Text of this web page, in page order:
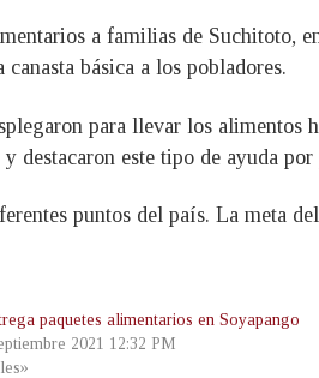
a familias de Suchitoto,
básica a los pobladores.
para llevar los alimentos
destacaron este tipo de ayuda
puntos del país. La meta
paquetes alimentarios en Soyapango
2021 12:32 PM